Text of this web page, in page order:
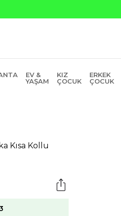
EV &
YAŞAM
KIZ
ÇOCUK
ERKEK
ÇOCUK
Kısa Kollu